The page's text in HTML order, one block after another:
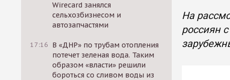
Wirecard занялся
сельхозбизнесом и
автозапчастями
17:16 В «ДНР» по трубам отопления
потечет зеленая вода. Таким
образом «власти» решили
бороться со сливом воды из
На
россиян